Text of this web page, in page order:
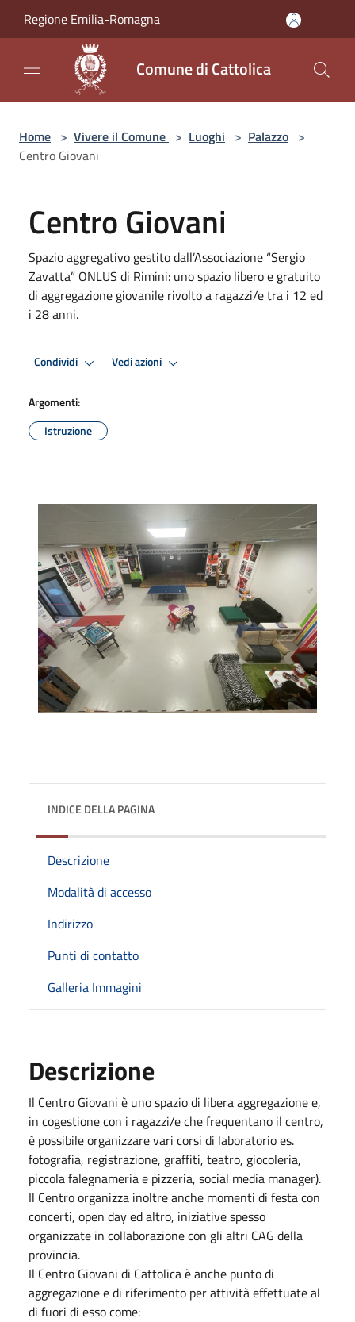
Regione Emilia-Romagna
Comune di Cattolica
Home > Vivere il Comune > Luoghi > Palazzo >
Centro Giovani
Centro Giovani
Spazio aggregativo gestito dall’Associazione “Sergio
Zavatta” ONLUS di Rimini: uno spazio libero e gratuito
di aggregazione giovanile rivolto a ragazzi/e tra i 12 ed
i 28 anni.
Condividi Vedi azioni
Argomenti:
Istruzione
INDICE DELLA PAGINA
Descrizione
Modalità di accesso
Indirizzo
Punti di contatto
Galleria Immagini
Descrizione
Il Centro Giovani è uno spazio di libera aggregazione e,
in cogestione con i ragazzi/e che frequentano il centro,
è possibile organizzare vari corsi di laboratorio es.
fotografia, registrazione, graffiti, teatro, giocoleria,
piccola falegnameria e pizzeria, social media manager).
Il Centro organizza inoltre anche momenti di festa con
concerti, open day ed altro, iniziative spesso
organizzate in collaborazione con gli altri CAG della
provincia.
Il Centro Giovani di Cattolica è anche punto di
aggregazione e di riferimento per attività effettuate al
di fuori di esso come: